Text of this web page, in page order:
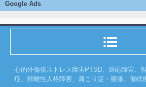
Google Ads
心的外傷後ストレス障害PTSD、適応障害、
症、解離性人格障害、肩こり症・腰痛、催眠